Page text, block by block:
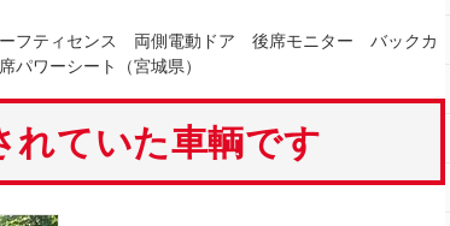
フティセンス 両側電動ドア 後席モニター バックカ
ワーシート（宮城県）
れていた車輌です